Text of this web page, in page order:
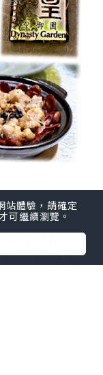
幸好也不
同道合的
冬盛宴前，
來打開序
體驗，請確定
可繼續瀏覽。